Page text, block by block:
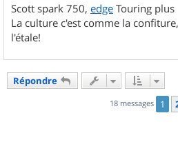
Scott spark 750, edge Touring plus
La culture c'est comme la
l'étale!
Répondre
18 messages 1